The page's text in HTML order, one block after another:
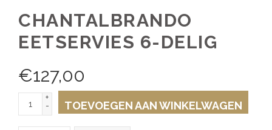
CHANTALBRANDO
EETSERVIES 6-DELIG
€127,00
+
-
TOEVOEGEN AAN WINKELWAGEN